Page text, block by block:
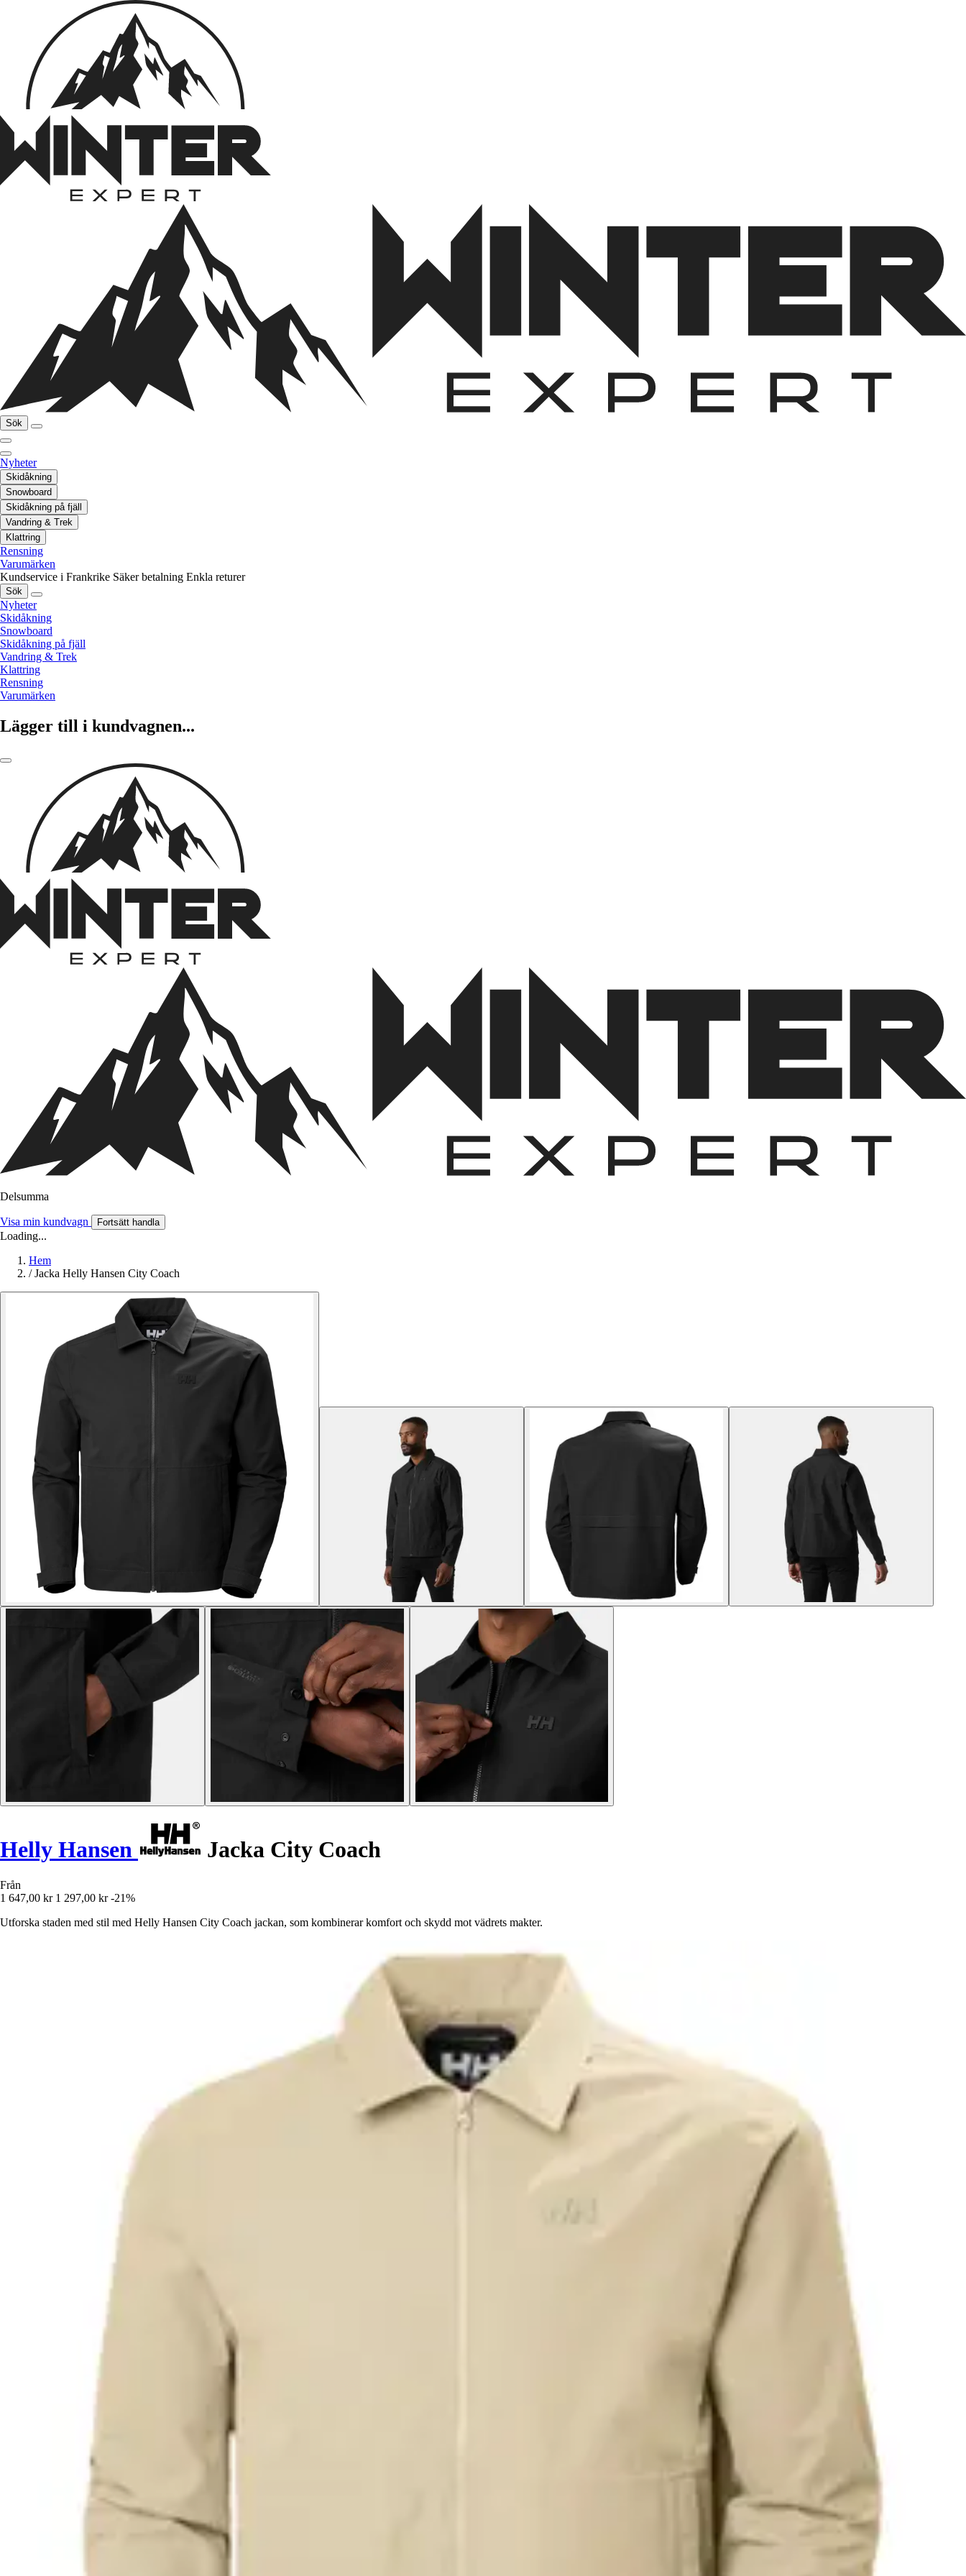
Sök
Nyheter
Skidåkning
Snowboard
Skidåkning på fjäll
Vandring & Trek
Klattring
Rensning
Varumärken
Kundservice i Frankrike Säker betalning Enkla returer
Sök
Nyheter
Skidåkning
Snowboard
Skidåkning på fjäll
Vandring & Trek
Klattring
Rensning
Varumärken
Lägger till i kundvagnen...
Delsumma
Visa min kundvagn Fortsätt handla
Loading...
Hem
/ Jacka Helly Hansen City Coach
Helly Hansen Jacka City Coach
Från
1 647,00 kr 1 297,00 kr -21%
Utforska staden med stil med Helly Hansen City Coach jackan, som kombinerar komfort och skydd mot vädrets makter.